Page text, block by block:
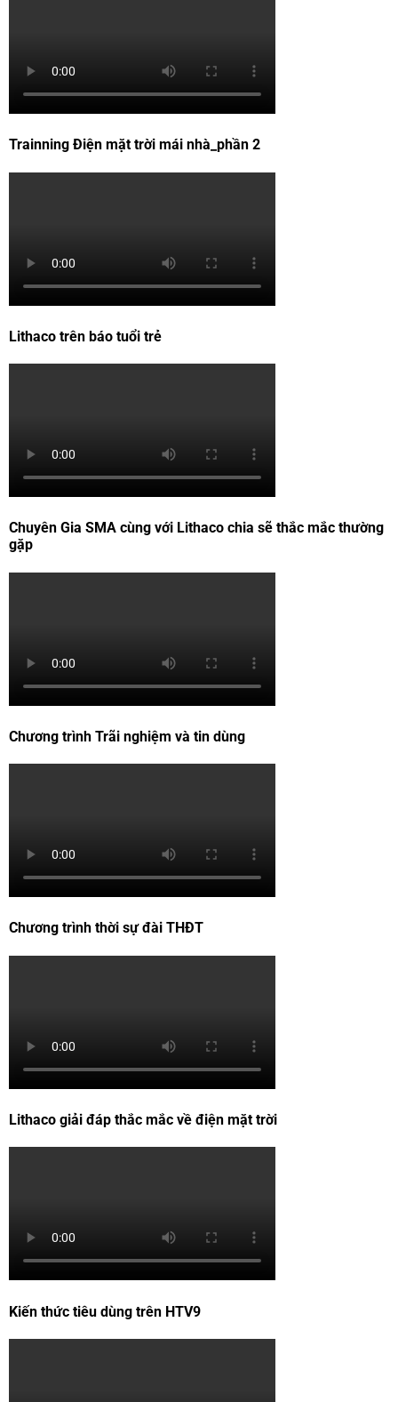
Trainning Điện mặt trời mái nhà_phần 2
Lithaco trên báo tuổi trẻ
Chuyên Gia SMA cùng với Lithaco chia sẽ thắc mắc thường
gặp
Chương trình Trãi nghiệm và tin dùng
Chương trình thời sự đài THĐT
Lithaco giải đáp thắc mắc về điện mặt trời
Kiến thức tiêu dùng trên HTV9